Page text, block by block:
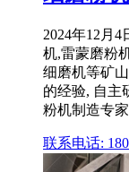
2024年12月
机,雷蒙磨粉
细磨机等矿
的经验, 自主
粉机制造专
联系电话: 180